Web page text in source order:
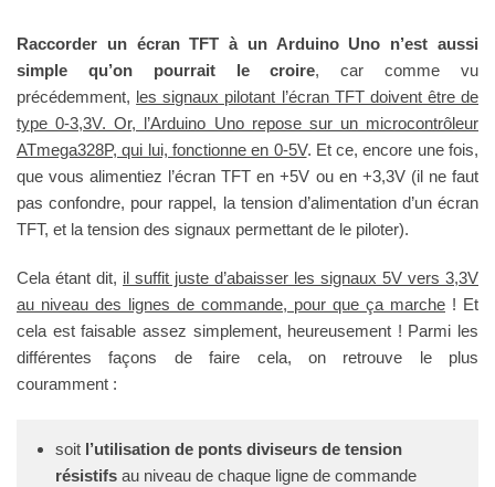
Raccorder un écran TFT à un Arduino Uno n’est aussi
simple qu’on pourrait le croire, car comme vu
précédemment, les signaux pilotant l’écran TFT doivent être de
type 0-3,3V. Or, l’Arduino Uno repose sur un microcontrôleur
ATmega328P, qui lui, fonctionne en 0-5V. Et ce, encore une fois,
que vous alimentiez l’écran TFT en +5V ou en +3,3V (il ne faut
pas confondre, pour rappel, la tension d’alimentation d’un écran
TFT, et la tension des signaux permettant de le piloter).
Cela étant dit, il suffit juste d’abaisser les signaux 5V vers 3,3V
au niveau des lignes de commande, pour que ça marche ! Et
cela est faisable assez simplement, heureusement ! Parmi les
différentes façons de faire cela, on retrouve le plus
couramment :
soit l’utilisation de ponts diviseurs de tension
résistifs au niveau de chaque ligne de commande